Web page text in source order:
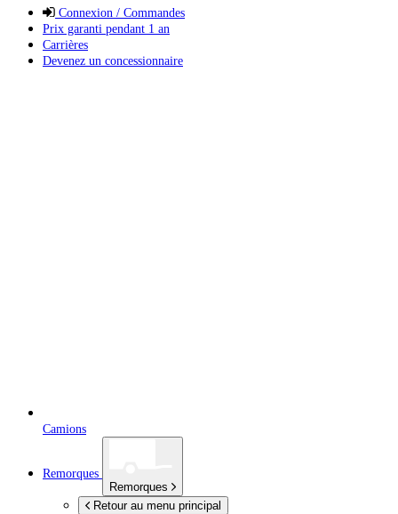
Connexion / Commandes
Prix garanti pendant 1 an
Carrières
Devenez un concessionnaire
Camions
Remorques
Remorques
Retour au menu principal